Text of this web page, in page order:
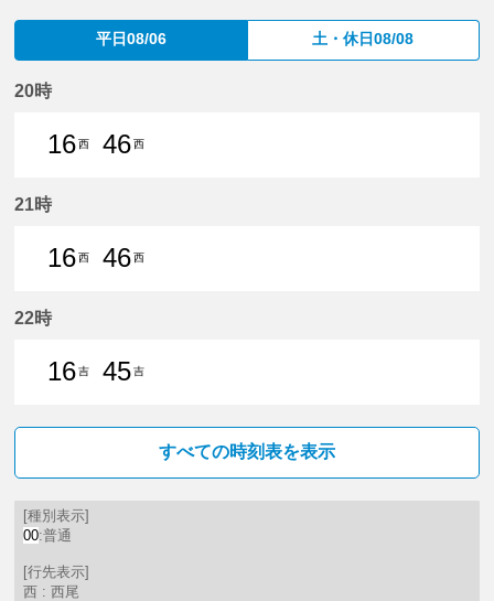
平日08/06 土・休日08/08
20時
16西
46西
21時
16西
46西
22時
16吉
45吉
すべての時刻表を表示
[種別表示]
00:普通
[行先表示]
西 : 西尾